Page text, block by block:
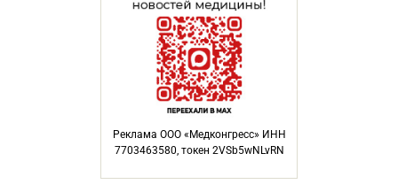
Реклама ООО «Медконгресс» ИНН
7703463580, токен 2VSb5wNLvRN